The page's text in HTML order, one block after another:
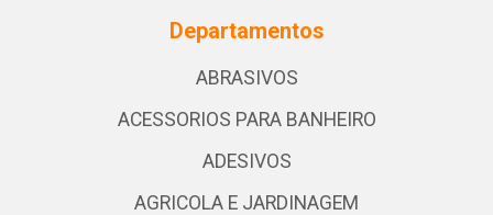
Departamentos
ABRASIVOS
ACESSORIOS PARA BANHEIRO
ADESIVOS
AGRICOLA E JARDINAGEM